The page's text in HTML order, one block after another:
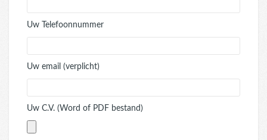
Uw Telefoonnummer
Uw email (verplicht)
Uw C.V. (Word of PDF bestand)